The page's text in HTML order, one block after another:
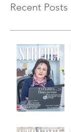
Recent Posts